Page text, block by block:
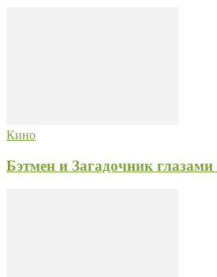
Кино
Бэтмен и Загадочник